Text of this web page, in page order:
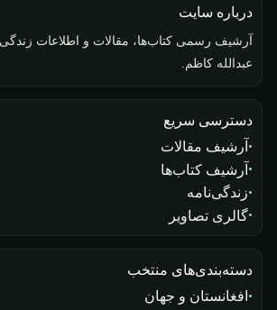
درباره سایت
آرشیف رسمی کتاب‌ها، مقالات و اطلاعات
عبدالله کاظم.
دسترسی سریع
آرشیف مقالات
آرشیف کتاب‌ها
زندگی‌نامه
گالری تصاویر
دسته‌بندی‌های منتخب
افغانستان و جهان